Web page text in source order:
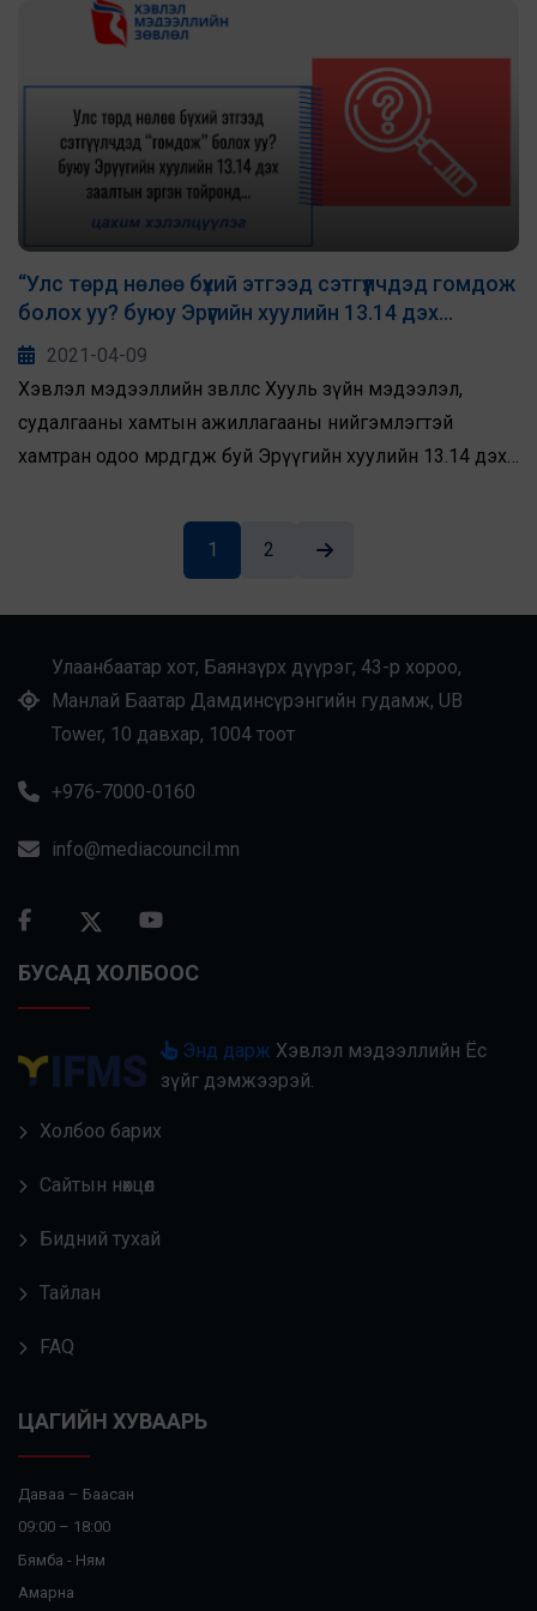
мэдээллийн салбарын эвсэл, холбоод, мэргэжлийн
байгууллагын төлөөллийн оролцоотой зохион байгуулсан
“Улс төрд нөлөө бүхий этгээд сэтгүүлчдэд гомдож
болох уу? буюу Эрүүгийн хуулийн 13.14 дэх
заалтын эргэн тойронд” хэлэлцүүлэг болов
2021-04-09
Хэвлэл мэдээллийн зөвлөлөөс Хууль зүйн мэдээлэл,
судалгааны хамтын ажиллагааны нийгэмлэгтэй
хамтран одоо мөрдөгдөж буй Эрүүгийн хуулийн 13.14 дэх
сайжруулах хэрэгцээ шаардлага, мөн тус заалтыг өөрчлөхөөр
УИХ-ын нэр бүхий бусад гишүүдээс санал болгож буй
1 2
Улаанбаатар хот, Баянзүрх дүүрэг, 43-р хороо,
Манлай Баатар Дамдинсүрэнгийн гудамж, UB
Tower, 10 давхар, 1004 тоот
+976-7000-0160
info@mediacouncil.mn
БУСАД ХОЛБООС
Энд дарж Хэвлэл мэдээллийн Ёс
зүйг дэмжээрэй.
Холбоо барих
Сайтын нөхцөл
Бидний тухай
Тайлан
FAQ
ЦАГИЙН ХУВААРЬ
Даваа – Баасан
09:00 – 18:00
Бямба - Ням
Амарна